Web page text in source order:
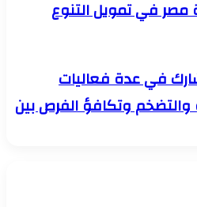
مصر في تمويل التنوع
في عدة فعاليات
وتكافؤ الفرص بين